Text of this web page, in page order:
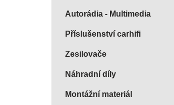
Autorádia - Multimedia
Příslušenství carhifi
Zesilovače
Náhradní díly
Montážní materiál